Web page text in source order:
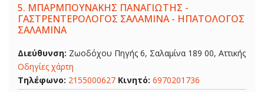
5. ΜΠΑΡΜΠΟΥΝΑΚΗΣ ΠΑΝΑΓΙΩΤΗΣ -
ΓΑΣΤΡΕΝΤΕΡΟΛΟΓΟΣ ΣΑΛΑΜΙΝΑ - ΗΠΑΤΟΛΟΓΟΣ
ΣΑΛΑΜΙΝΑ
Διεύθυνση: Ζωοδόχου Πηγής 6, Σαλαμίνα 189 00, Αττικής
Οδηγίες χάρτη
Τηλέφωνο: 2155000627 Κινητό: 6970201736